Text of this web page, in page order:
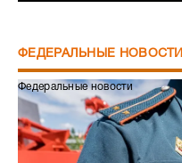
ФЕДЕРАЛЬНЫЕ НОВОСТИ
Федеральные новости